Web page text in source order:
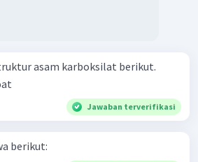
asam karboksilat berikut.
Jawaban terverifikasi
berikut: